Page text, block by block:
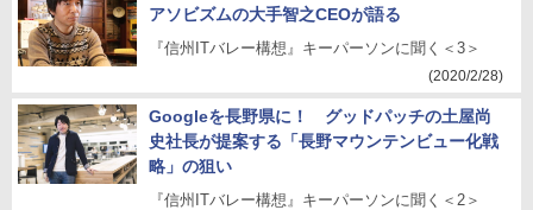
アソビズムの大手智之CEOが語る
『信州ITバレー構想』キーパーソンに聞く＜3＞
(2020/2/28)
Googleを長野県に！ グッドパッチの土屋尚
史社長が提案する「長野マウンテンビュー化戦
略」の狙い
『信州ITバレー構想』キーパーソンに聞く＜2＞